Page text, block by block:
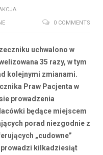
0 COMMENTS
uchwalono w
35 razy, w tym
kolejnymi zmianami.
Praw Pacjenta w
prowadzenia
będące miejscem
porad niezgodnie z
„cudowne”
kilkadziesiąt